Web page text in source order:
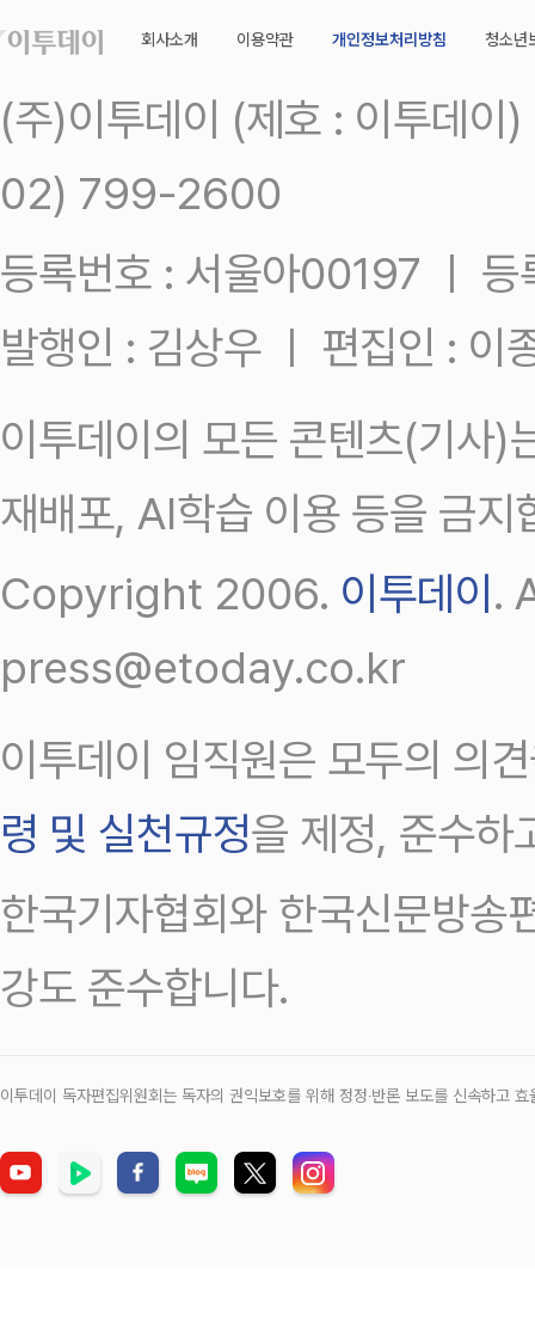
회사소개 이용약관 개인정보처리방침 청소년
(주)이투데이 (제호 : 이투데
02) 799-2600
등록번호 : 서울아00197 ㅣ
발행인 : 김상우 ㅣ 편집인 : 이
이투데이의 모든 콘텐츠(기사)
재배포, AI학습 이용 등을 금지
Copyright 2006. 이투데이 .
press@etoday.co.kr
이투데이 임직원은 모두의 의
령 및 실천규정을 제정, 준수하
한국기자협회와 한국신문방송
강도 준수합니다.
이투데이 독자편집위원회는 독자의 권익보호를 위해 정정‧반론 보도를 신속하고